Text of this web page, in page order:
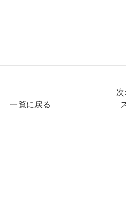
一覧に戻る